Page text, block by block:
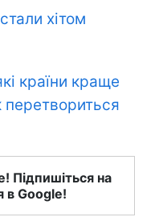
хітом
країни краще
перетвориться
Підпишіться на
в Google!